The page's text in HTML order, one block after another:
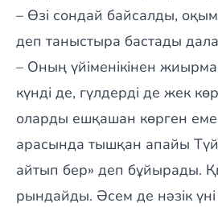
– Өзі сондай байсалды,
деп таныстыра бастады
– Оның үйіменікінен
күнді де, гүлдерді де жек
оларды ешқашан көрген
арасында тышқан апайы
айтып бер» деп бұйырады.
рындайды. Әсем де нәзік